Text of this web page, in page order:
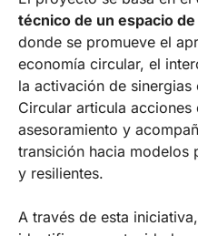
técnico de un espacio
donde se promueve el
economía circular, el
la activación de
Circular articula acciones
asesoramiento y
transición hacia modelos
y resilientes.
A través de esta